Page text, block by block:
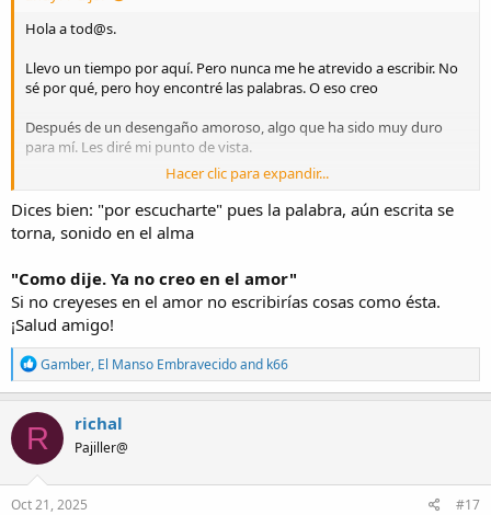
Hola a tod@s.
Llevo un tiempo por aquí. Pero nunca me he atrevido a escribir. No
sé por qué, pero hoy encontré las palabras. O eso creo
Después de un desengaño amoroso, algo que ha sido muy duro
para mí. Les diré mi punto de vista.
Yo no creo en el amor. Eso es algo momentáneo, que te ilusiona,
pero que se desvanece. Se pierde. Pensé que el ser detallista,
atento, cariñoso, hacer que tu pareja se sienta algo importante, que
se sienta única. Que no le falte nada. Pensé que eso era importante
Como dije. Ya no creo en el amor. Solo busco una compañera, una
amiga, alguien que me aporte felicidad y que no quiera coger de mi
felicidad, alguien que comparta aficiones, que nos gustemos. Bueno
alguien así. Que podamos ser un equipo y que nos seamos leales.
Así que que desde ahora. Quiero alguien así. No me importa
mantenerla. No me interpreten mal. Considero que el dinero es de
la casa. Lo gané quien lo gane. Y se gasta entre los de la casa.
Intentaré que no le falte de nada y que viva cómoda.
Hacer clic para expandir...
Dices bien: "por escucharte" pues la palabra, aún escrita se
torna, sonido en el alma
"Como dije. Ya no creo en el amor"
Si no creyeses en el amor no escribirías cosas como ésta.
¡Salud amigo!
R
e
a
c
t
i
o
n
s
Gamber, El Manso Embravecidoand k66
R richal
Pajiller@
Oct 21, 2025 #17